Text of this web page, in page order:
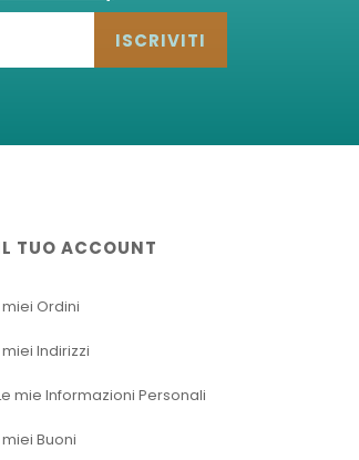
ISCRIVITI
TUO ACCOUNT
miei Ordini
miei Indirizzi
mie Informazioni Personali
miei Buoni